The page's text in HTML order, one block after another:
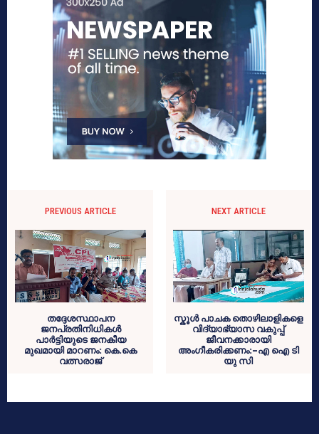
PREVIOUS ARTICLE
തദ്ദേശസ്ഥാപന
ജനപ്രതിനിധികൾ
പാർട്ടിയുടെ ജനകീയ
മുഖമായി മാറണം: കെ.കെ
വത്സരാജ്
NEXT ARTICLE
സ്കൂൾ പാചക തൊഴിലാളികളെ
വിദ്യാഭ്യാസ വകുപ്പ്
ജീവനക്കാരായി
അംഗീകരിക്കണം:-എ ഐ ടി
യു സി